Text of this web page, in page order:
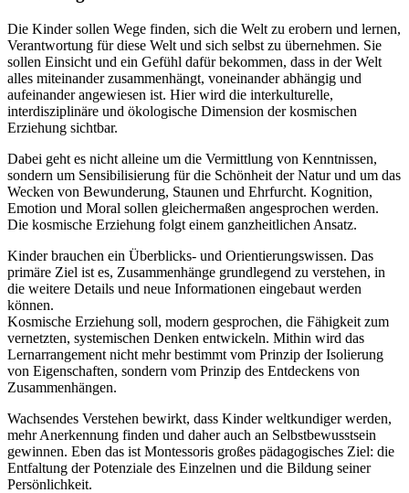
Die Kinder sollen Wege finden, sich die Welt zu erobern und lernen,
Verantwortung für diese Welt und sich selbst zu übernehmen. Sie
sollen Einsicht und ein Gefühl dafür bekommen, dass in der Welt
alles miteinander zusammenhängt, voneinander abhängig und
aufeinander angewiesen ist. Hier wird die interkulturelle,
interdisziplinäre und ökologische Dimension der kosmischen
Erziehung sichtbar.
Dabei geht es nicht alleine um die Vermittlung von Kenntnissen,
sondern um Sensibilisierung für die Schönheit der Natur und um das
Wecken von Bewunderung, Staunen und Ehrfurcht. Kognition,
Emotion und Moral sollen gleichermaßen angesprochen werden.
Die kosmische Erziehung folgt einem ganzheitlichen Ansatz.
Kinder brauchen ein Überblicks- und Orientierungswissen. Das
primäre Ziel ist es, Zusammenhänge grundlegend zu verstehen, in
die weitere Details und neue Informationen eingebaut werden
können.
Kosmische Erziehung soll, modern gesprochen, die Fähigkeit zum
vernetzten, systemischen Denken entwickeln. Mithin wird das
Lernarrangement nicht mehr bestimmt vom Prinzip der Isolierung
von Eigenschaften, sondern vom Prinzip des Entdeckens von
Zusammenhängen.
Wachsendes Verstehen bewirkt, dass Kinder weltkundiger werden,
mehr Anerkennung finden und daher auch an Selbstbewusstsein
gewinnen. Eben das ist Montessoris großes pädagogisches Ziel: die
Entfaltung der Potenziale des Einzelnen und die Bildung seiner
Persönlichkeit.